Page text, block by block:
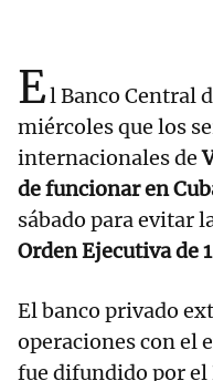
El Banco Central
miércoles que los
internacionales de
de funcionar en
sábado para evitar
Orden Ejecutiva de
El banco privado
operaciones con el
fue difundido por el